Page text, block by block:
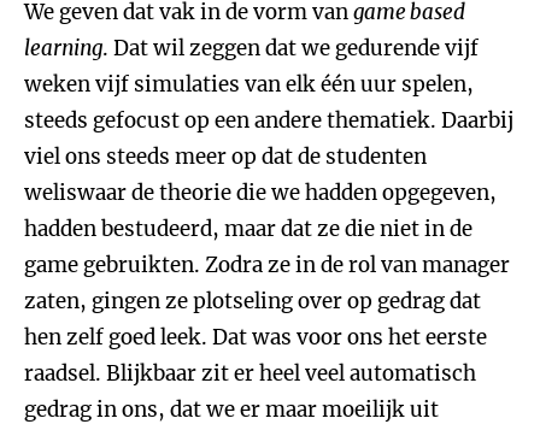
We geven dat vak in de vorm vangame based
learning. Dat wil zeggen dat we gedurende vijf
weken vijf simulaties van elk één uur spelen,
steeds gefocust op een andere thematiek. Daarbij
viel ons steeds meer op dat de studenten
weliswaar de theorie die we hadden opgegeven,
hadden bestudeerd, maar dat ze die niet in de
game gebruikten. Zodra ze in de rol van manager
zaten, gingen ze plotseling over op gedrag dat
hen zelf goed leek. Dat was voor ons het eerste
raadsel. Blijkbaar zit er heel veel automatisch
gedrag in ons, dat we er maar moeilijk uit